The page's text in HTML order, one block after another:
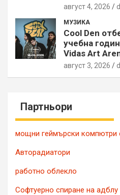
август 4, 2026
МУЗИКА
Cool Den
учебна
Vidas Art
август 3, 2026
Партньори
мощни геймърски компютри
Авторадиатори
работно облекло
Софтуерно спиране на адблу